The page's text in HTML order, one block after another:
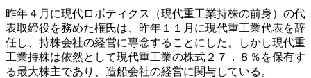
昨年４月に現代ロボティクス（現代重工業持株の前身）の代
表取締役を務めた権氏は、昨年１１月に現代重工業代表を辞
任し、持株会社の経営に専念することにした。しかし現代重
工業持株は依然として現代重工業の株式２７．８％を保有す
る最大株主であり、造船会社の経営に関与している。